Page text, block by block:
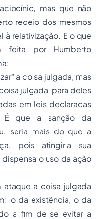
mas que não
receio dos mesmos
à relativização. É o que
feita por Humberto
a coisa julgada, mas
julgada, para deles
em leis declaradas
É que a sanção da
, seria mais do que a
pois atingiria sua
o uso da ação
ataque a coisa julgada
o da existência, o da
a fim de se evitar a